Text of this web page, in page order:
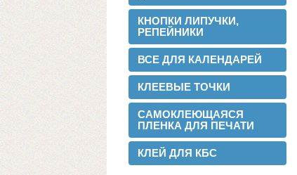
КНОПКИ ЛИПУЧКИ,
РЕПЕЙНИКИ
ВСЕ ДЛЯ КАЛЕНДАРЕЙ
КЛЕЕВЫЕ ТОЧКИ
САМОКЛЕЮЩАЯСЯ
ПЛЕНКА ДЛЯ ПЕЧАТИ
КЛЕЙ ДЛЯ КБС
Теперь режем в любой формат до 1.88
метра.
2015-05-05
Поступила на склад новая партия
пленки в jumbo рулонах